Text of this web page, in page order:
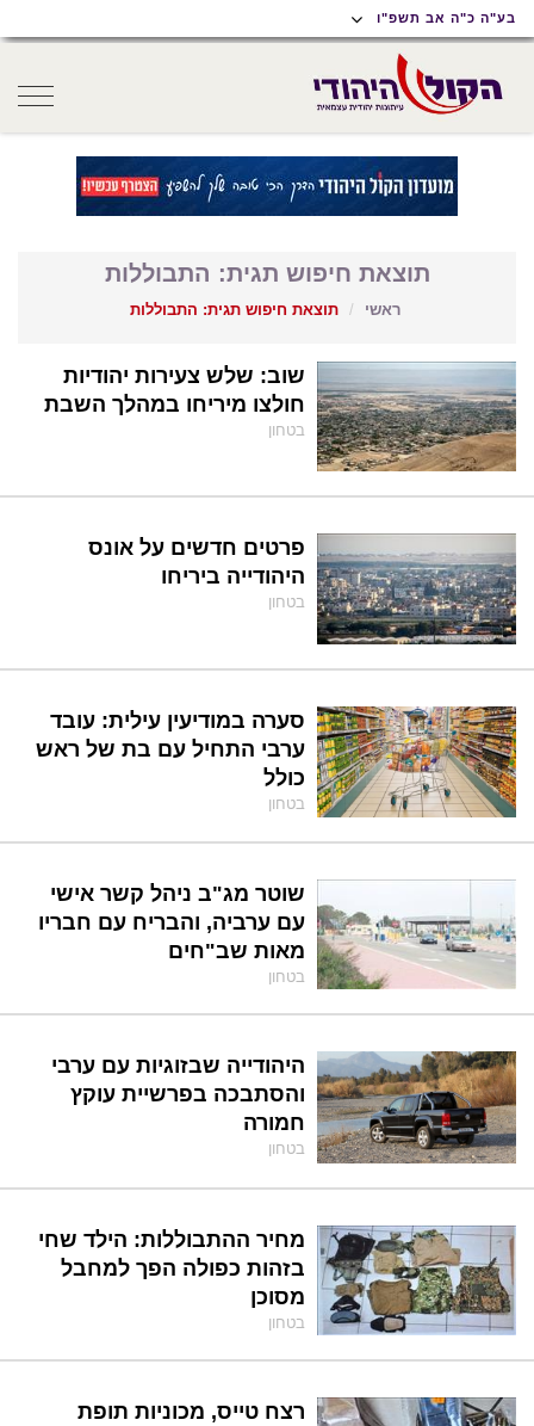
תפריט
נגישות
תפריט
ראשי
תוכן
ראשי
בע"ה כ"ה אב תשפ"ו
תוצאת חיפוש תגית: התבוללות
ראשי תוצאת חיפוש תגית: התבוללות
שוב: שלש צעירות יהודיות
חולצו מיריחו במהלך השבת
בטחון
פרטים חדשים על אונס
היהודייה ביריחו
בטחון
סערה במודיעין עילית: עובד
ערבי התחיל עם בת של ראש
כולל
בטחון
שוטר מג"ב ניהל קשר אישי
עם ערביה, והבריח עם חבריו
מאות שב"חים
בטחון
היהודייה שבזוגיות עם ערבי
והסתבכה בפרשיית עוקץ
חמורה
בטחון
מחיר ההתבוללות: הילד שחי
בזהות כפולה הפך למחבל
מסוכן
בטחון
רצח טייס, מכוניות תופת